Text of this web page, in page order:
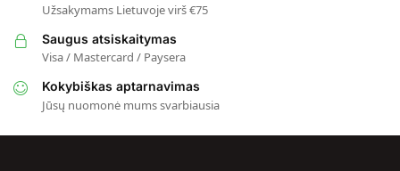
Užsakymams Lietuvoje virš €75
Saugus atsiskaitymas
Visa / Mastercard / Paysera
Kokybiškas aptarnavimas
Jūsų nuomonė mums svarbiausia